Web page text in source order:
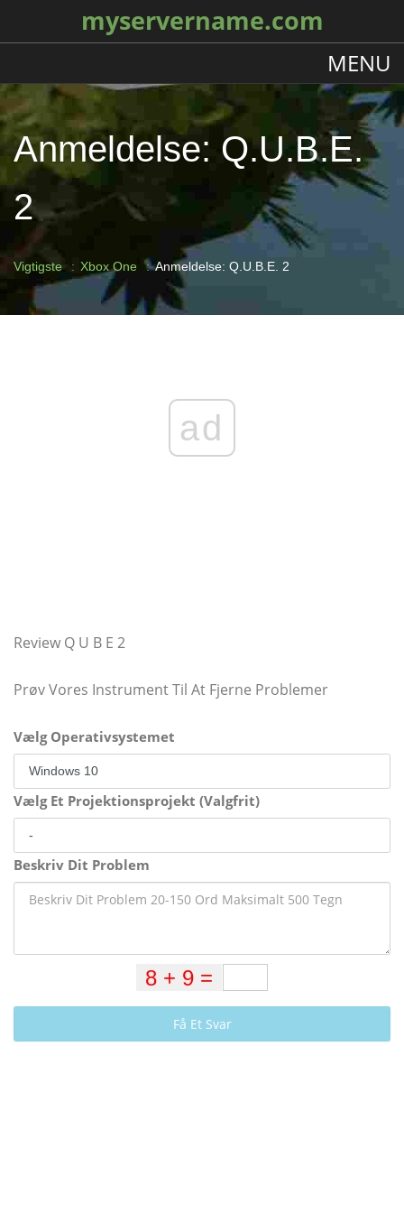
myservername.com
MENU
Anmeldelse: Q.U.B.E.
2
Vigtigste Xbox One Anmeldelse: Q.U.B.E. 2
ad
Review Q U B E 2
Prøv Vores Instrument Til At Fjerne Problemer
Vælg Operativsystemet
Vælg Et Projektionsprojekt (Valgfrit)
Beskriv Dit Problem
Få Et Svar